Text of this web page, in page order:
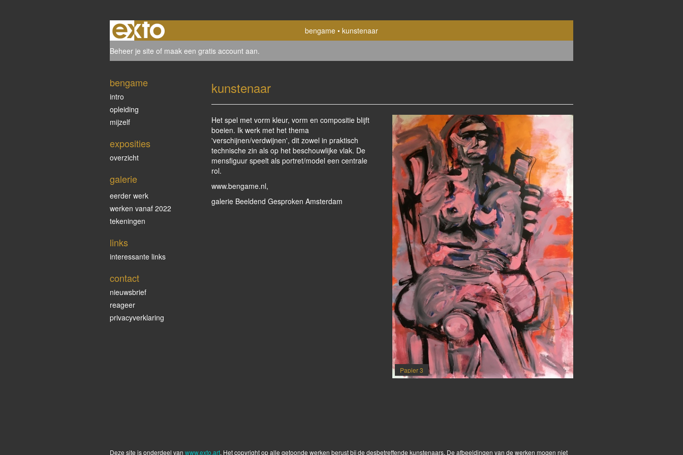
bengame
kunstenaar
Beheer je site of maak een gratis account aan.
kunstenaar
Melting model
Het spel met vorm kleur, vorm en compositie blijft
boeien. Ik werk met het thema
'verschijnen/verdwijnen', dit zowel in praktisch
technische zin als op het beschouwlijke vlak. De
mensfiguur speelt als portret/model een centrale
rol.
www.bengame.nl,
galerie Beeldend Gesproken Amsterdam
bengame
intro
opleiding
mijzelf
exposities
overzicht
galerie
eerder werk
werken vanaf 2022
tekeningen
links
interessante links
contact
nieuwsbrief
reageer
privacyverklaring
Deze site is onderdeel van www.exto.art. Het copyright op alle getoonde werken berust bij de desbetreffende kunstenaars. De afbeeldingen van de werken mogen niet